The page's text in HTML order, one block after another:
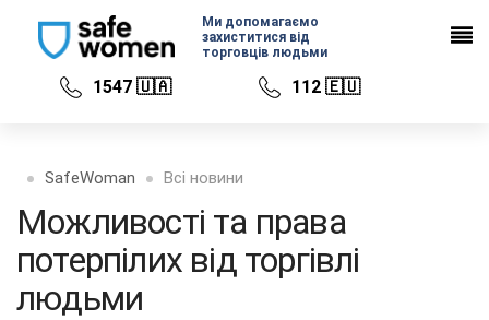
Ми допомагаємо
захиститися від
торговців людьми
1547 🇺🇦 112 🇪🇺
SafeWoman Всі новини
Можливості та права
потерпілих від торгівлі
людьми